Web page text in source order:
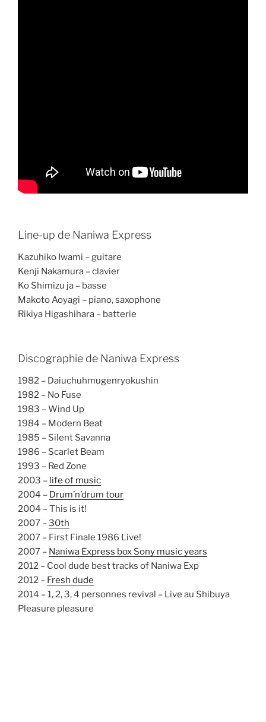
Line-up de Naniwa Express
Kazuhiko Iwami – guitare
Kenji Nakamura – clavier
Ko Shimizu ja – basse
Makoto Aoyagi – piano, saxophone
Rikiya Higashihara – batterie
Discographie de Naniwa Express
1982 – Daiuchuhmugenryokushin
1982 – No Fuse
1983 – Wind Up
1984 – Modern Beat
1985 – Silent Savanna
1986 – Scarlet Beam
1993 – Red Zone
2003 – life of music
2004 – Drum’n’drum tour
2004 – This is it!
2007 –30th
2007 – First Finale 1986 Live!
2007 – Naniwa Express box Sony music years
2012 – Cool dude best tracks of Naniwa Exp
2012 – Fresh dude
2014 – 1, 2, 3, 4 personnes revival – Live au Shibuya
Pleasure pleasure